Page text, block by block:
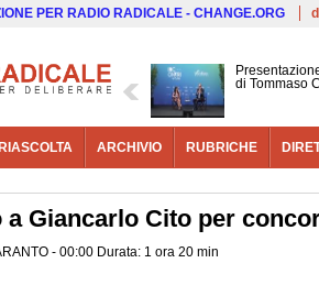
PER RADIO RADICALE - CHANGE.ORG
di Tommaso
RIASCOLTA ARCHIVIO RUBRICHE
a Giancarlo Cito per
- 00:00 Durata: 1 ora 20 min